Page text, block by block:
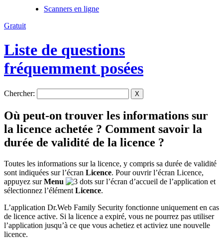
Scanners en ligne
Gratuit
Liste de questions
fréquemment posées
Chercher: X
Où peut-on trouver les informations sur
la licence achetée ? Comment savoir la
durée de validité de la licence ?
Toutes les informations sur la licence, y compris sa durée de validité
sont indiquées sur l’écran Licence. Pour ouvrir l’écran Licence,
appuyez surMenu
sur l’écran d’accueil de l’application et
sélectionnez l’élément Licence.
L’application Dr.Web Family Security fonctionne uniquement en cas
de licence active. Si la licence a expiré, vous ne pourrez pas utiliser
l’application jusqu’à ce que vous achetiez et activiez une nouvelle
licence.